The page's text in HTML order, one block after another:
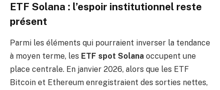
ETF Solana : l’espoir institutionnel reste
présent
Parmi les éléments qui pourraient inverser la tendance
à moyen terme, les ETF spot Solana occupent une
place centrale. En janvier 2026, alors que les ETF
Bitcoin et Ethereum enregistraient des sorties nettes,